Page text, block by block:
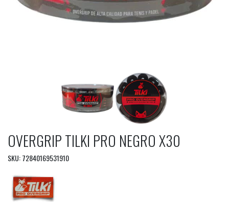
OVERGRIP TILKI PRO NEGRO X30
SKU: 72840169531910